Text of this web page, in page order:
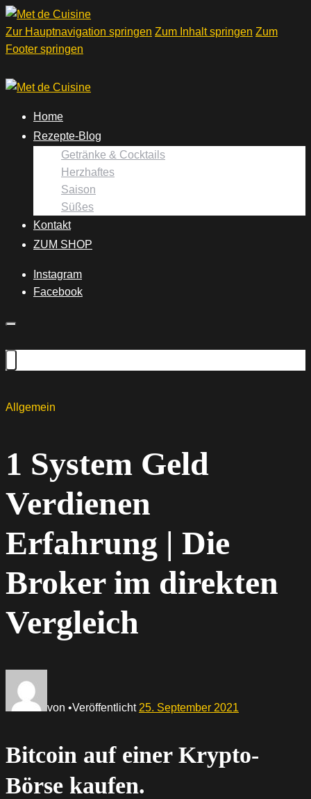
Zur Hauptnavigation springen Zum Inhalt springen Zum
Footer springen
Home
Rezepte-Blog
Getränke & Cocktails
Herzhaftes
Saison
Süßes
Kontakt
ZUM SHOP
Instagram
Facebook
Allgemein
1 System Geld
Verdienen
Erfahrung | Die
Broker im direkten
Vergleich
von •Veröffentlicht 25. September 2021
Bitcoin auf einer Krypto-
Börse kaufen.